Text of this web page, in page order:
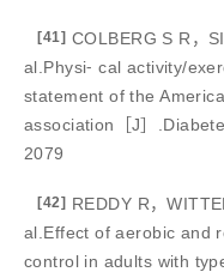
[41] COLBERG S R，
al.Physi⁃ cal activity/
statement of the
association［J］
2079
[42] REDDY R，
al.Effect of aerobic and
control in adults with